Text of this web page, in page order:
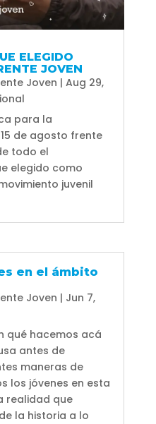
ELEGIDO
JOVEN
Joven | Aug 29,
para la
de agosto frente
todo el
elegido como
juvenil
en el ámbito
Joven | Jun 7,
qué hacemos acá
antes de
maneras de
los jóvenes en esta
realidad que
la historia a lo